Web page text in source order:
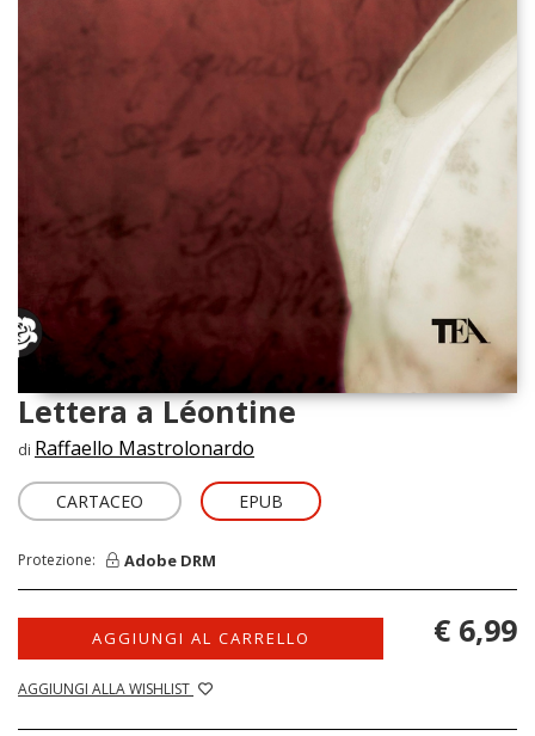
Lettera a Léontine
di Raffaello Mastrolonardo
CARTACEO EPUB
Protezione: Adobe DRM
AGGIUNGI AL CARRELLO
AGGIUNGI ALLA WISHLIST
€ 6,99